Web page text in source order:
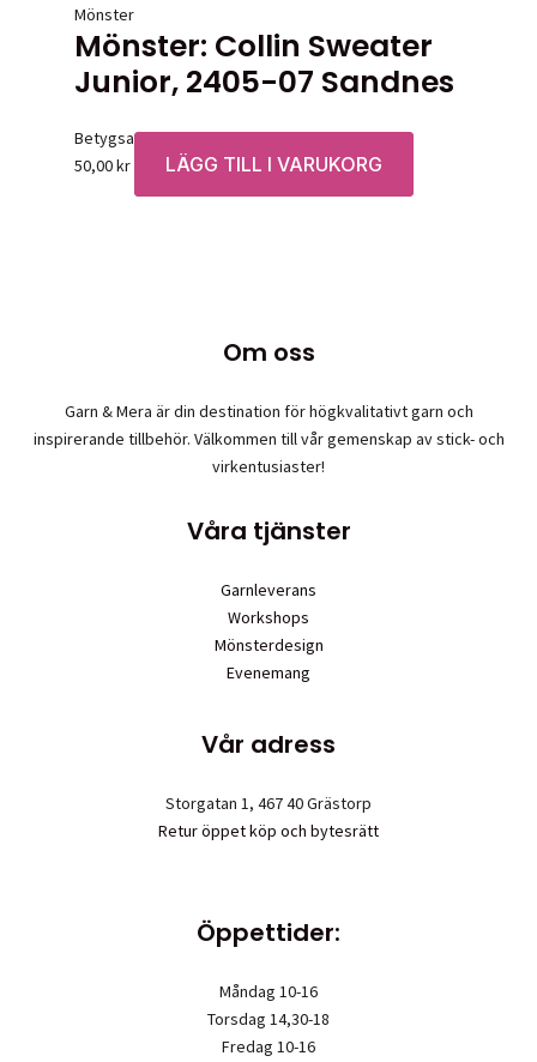
Mönster
Mönster: Collin Sweater
Junior, 2405-07 Sandnes
Betygsatt0av 5
50,00kr LÄGG TILL I VARUKORG
Om oss
Garn & Mera är din destination för högkvalitativt garn och
inspirerande tillbehör. Välkommen till vår gemenskap av stick- och
virkentusiaster!
Våra tjänster
Garnleverans
Workshops
Mönsterdesign
Evenemang
Vår adress
Storgatan 1, 467 40 Grästorp
Retur öppet köp och bytesrätt
Öppettider:
Måndag 10-16
Torsdag 14,30-18
Fredag 10-16